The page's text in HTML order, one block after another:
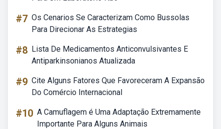
#7 Os Cenarios Se Caracterizam Como Bussolas
Para Direcionar As Estrategias
#8 Lista De Medicamentos Anticonvulsivantes E
Antiparkinsonianos Atualizada
#9 Cite Alguns Fatores Que Favoreceram A Expansão
Do Comércio Internacional
#10 A Camuflagem é Uma Adaptação Extremamente
Importante Para Alguns Animais